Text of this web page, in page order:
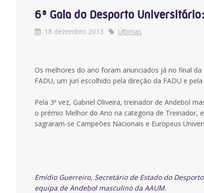
6ª Gala do Desporto
18 dezembro 2013 Últimas
Os melhores do ano foram anunciados já no final
FADU, um jurí escolhido pela direção da FADU e
Pela 3ª vez, Gabriel Oliveira, treinador de Andebol
o prémio Melhor do Ano na categoria de Treinador,
sagraram-se Campeões Nacionais e Europeus
Emídio Guerreiro, Secretário de Estado do
equipa de Andebol masculino da AAUM.